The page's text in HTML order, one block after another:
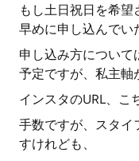
もし土日祝日を希望
早めに申し込んでい
申し込み方について
予定ですが、私主軸
インスタのURL、こ
手数ですが、スタイ
すけれども、